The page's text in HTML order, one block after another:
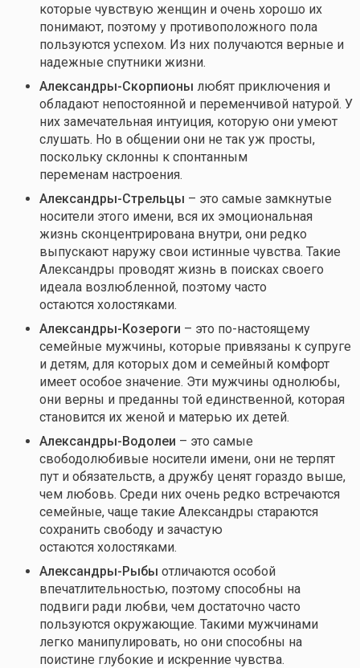
которые чувствую женщин и очень хорошо их
понимают, поэтому у противоположного пола
пользуются успехом. Из них получаются верные и
надежные спутники жизни.
Александры-Скорпионы любят приключения и
обладают непостоянной и переменчивой натурой. У
них замечательная интуиция, которую они умеют
слушать. Но в общении они не так уж просты,
поскольку склонны к спонтанным
переменам настроения.
Александры-Стрельцы – это самые замкнутые
носители этого имени, вся их эмоциональная
жизнь сконцентрирована внутри, они редко
выпускают наружу свои истинные чувства. Такие
Александры проводят жизнь в поисках своего
идеала возлюбленной, поэтому часто
остаются холостяками.
Александры-Козероги – это по-настоящему
семейные мужчины, которые привязаны к супруге
и детям, для которых дом и семейный комфорт
имеет особое значение. Эти мужчины однолюбы,
они верны и преданны той единственной, которая
становится их женой и матерью их детей.
Александры-Водолеи – это самые
свободолюбивые носители имени, они не терпят
пут и обязательств, а дружбу ценят гораздо выше,
чем любовь. Среди них очень редко встречаются
семейные, чаще такие Александры стараются
сохранить свободу и зачастую
остаются холостяками.
Александры-Рыбы отличаются особой
впечатлительностью, поэтому способны на
подвиги ради любви, чем достаточно часто
пользуются окружающие. Такими мужчинами
легко манипулировать, но они способны на
поистине глубокие и искренние чувства.